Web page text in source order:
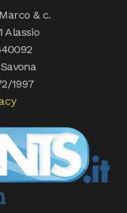
& c.
Alassio
2/1997